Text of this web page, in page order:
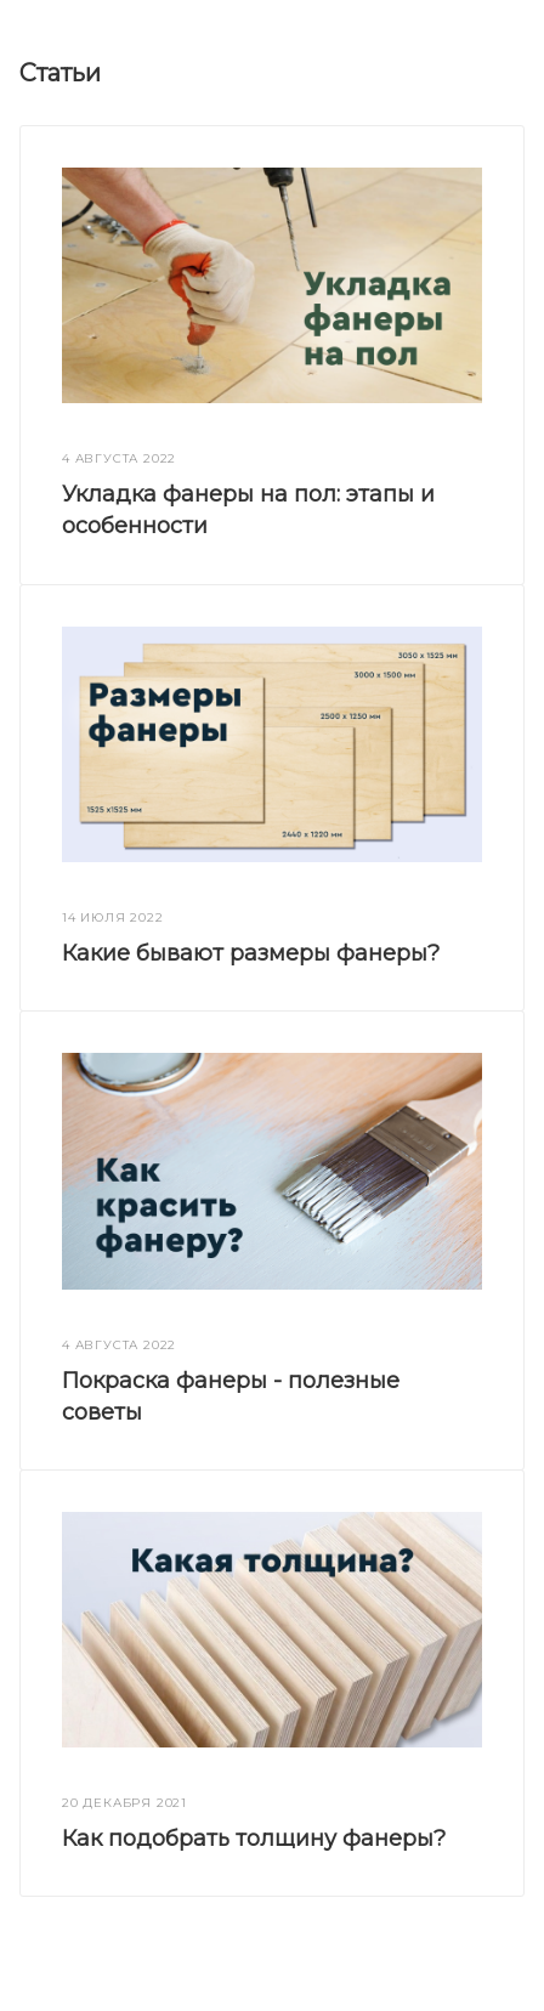
Статьи
4 АВГУСТА 2022
Укладка фанеры на пол: этапы и
особенности
14 ИЮЛЯ 2022
Какие бывают размеры фанеры?
4 АВГУСТА 2022
Покраска фанеры - полезные
советы
20 ДЕКАБРЯ 2021
Как подобрать толщину фанеры?